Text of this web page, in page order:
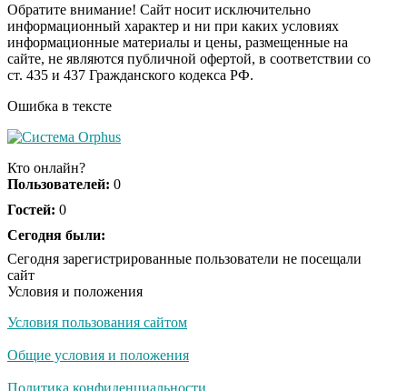
i
Ролик длится пару
секунд, но вы будете в
шоке от увиденного
Ролик из Омска: вы
Королева вагона
оставит равнодушным
Обратите внимание! Сайт носит исключительно
информационный характер и ни при каких условиях
информационные материалы и цены, размещенные на
сайте, не являются публичной офертой, в соответствии со
ст. 435 и 437 Гражданского кодекса РФ.
Ошибка в тексте
Кто онлайн?
Пользователей: 0
Гостей: 0
Сегодня были:
Сегодня зарегистрированные пользователи не посещали
сайт
Условия и положения
Условия пользования сайтом
Общие условия и положения
Политика конфиденциальности